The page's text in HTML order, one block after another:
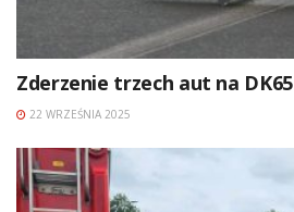
Zderzenie trzech aut na DK65
22 WRZEŚNIA 2025